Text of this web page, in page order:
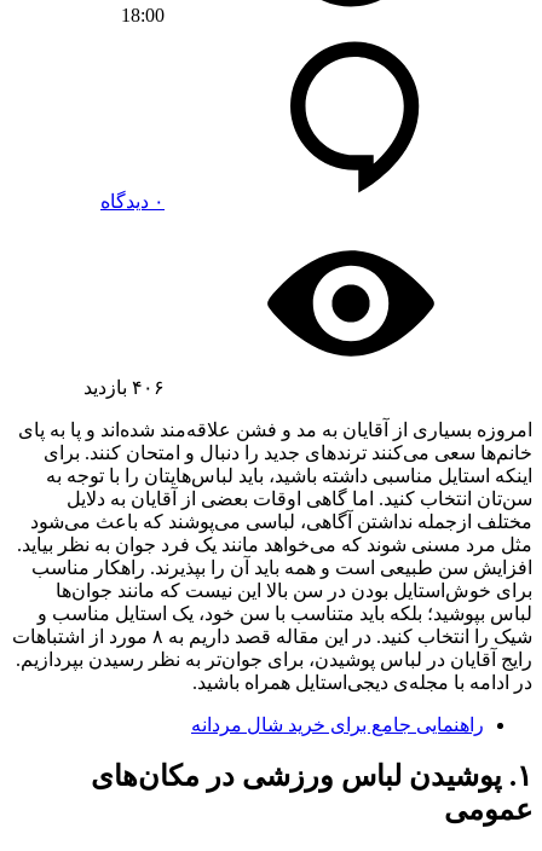
18:00
۰ دیدگاه
۴۰۶ بازدید
امروزه بسیاری از آقایان به مد و فشن علاقه‌مند شده‌اند و پا به پای
خانم‌ها سعی می‌کنند ترندهای جدید را دنبال و امتحان کنند. برای
اینکه استایل مناسبی داشته باشید، باید لباس‌هایتان را با توجه به
سن‌تان انتخاب کنید. اما گاهی اوقات بعضی از آقایان به دلایل
مختلف ازجمله نداشتن آگاهی، لباسی می‌پوشند که باعث می‌شود
مثل مرد مسنی شوند که می‌خواهد مانند یک فرد جوان به نظر بیاید.
افزایش سن طبیعی است و همه باید آن را بپذیرند. راهکار مناسب
برای خوش‌استایل بودن در سن بالا این نیست که مانند جوان‌ها
لباس بپوشید؛ بلکه باید متناسب با سن خود، یک استایل مناسب و
شیک را انتخاب کنید. در این مقاله قصد داریم به ۸ مورد از اشتباهات
رایج آقایان در لباس پوشیدن، برای جوان‌تر به نظر رسیدن بپردازیم.
در ادامه با مجله‌ی دیجی‌استایل همراه باشید.
راهنمایی جامع برای خرید شال مردانه
۱. پوشیدن لباس‌ ورزشی در مکان‌های
عمومی